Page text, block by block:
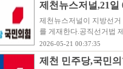
제천뉴스저널,21
제천뉴스저널이 지방선
를 게재한다.공직선거법
2026-05-21 00:37:35
제천 민주당,국민